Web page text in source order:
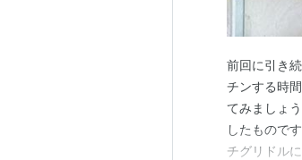
前回に引き
チンする時
てみましょ
したもので
チグリドル